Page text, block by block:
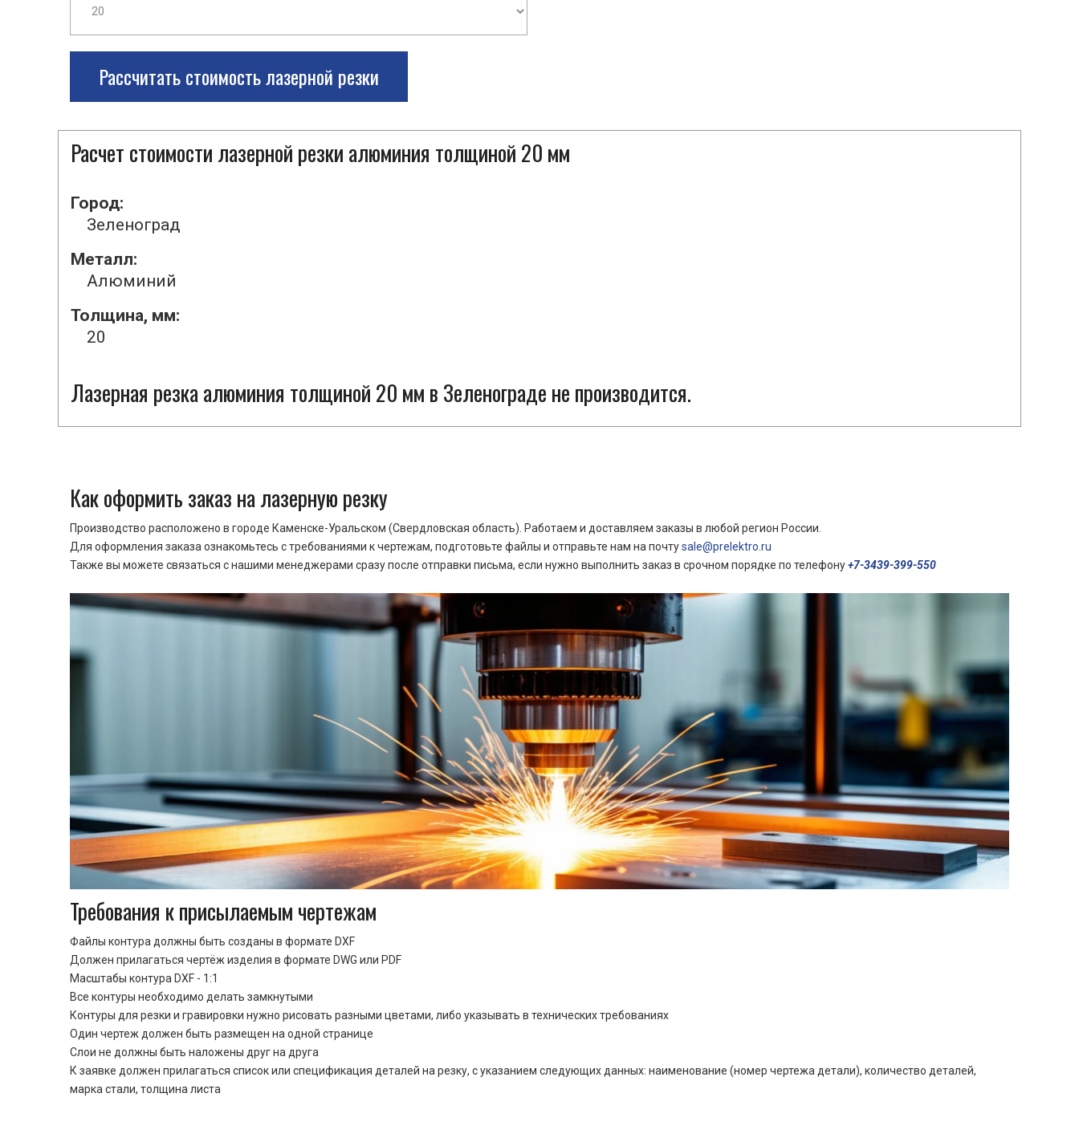
Рассчитать стоимость лазерной резки
Расчет стоимости лазерной резки алюминия толщиной 20 мм
Город:
Зеленоград
Металл:
Алюминий
Толщина, мм:
20
Лазерная резка алюминия толщиной 20 мм в Зеленограде не производится.
Как оформить заказ на лазерную резку
Производство расположено в городе Каменске-Уральском (Свердловская область). Работаем и доставляем заказы в любой регион России.
Для оформления заказа ознакомьтесь с требованиями к чертежам, подготовьте файлы и отправьте нам на почтуsale@prelektro.ru
Также вы можете связаться с нашими менеджерами сразу после отправки письма, если нужно выполнить заказ в срочном порядке по телефону+7-3439-399-550
Требования к присылаемым чертежам
Файлы контура должны быть созданы в формате DXF
Должен прилагаться чертёж изделия в формате DWG или PDF
Масштабы контура DXF - 1:1
Все контуры необходимо делать замкнутыми
Контуры для резки и гравировки нужно рисовать разными цветами, либо указывать в технических требованиях
Один чертеж должен быть размещен на одной странице
Cлои не должны быть наложены друг на друга
К заявке должен прилагаться список или спецификация деталей на резку, с указанием следующих данных: наименование (номер чертежа детали), количество деталей,
марка стали, толщина листа